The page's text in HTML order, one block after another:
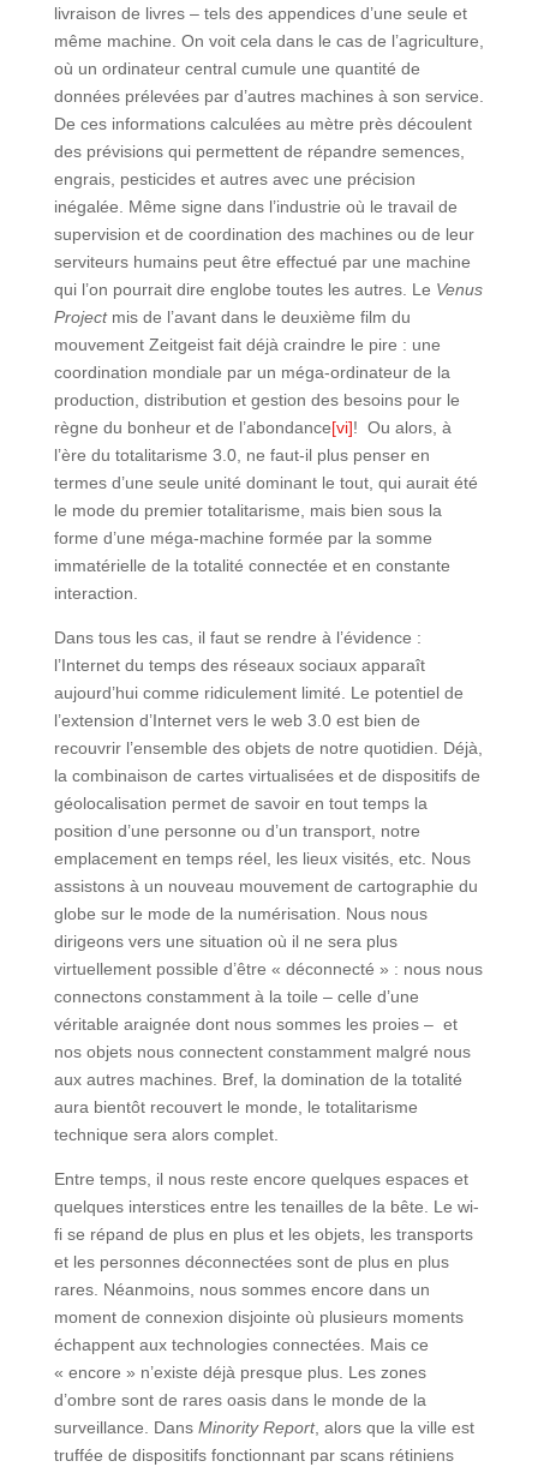
livraison de livres – tels des appendices d’une seule et
même machine. On voit cela dans le cas de l’agriculture,
où un ordinateur central cumule une quantité de
données prélevées par d’autres machines à son service.
De ces informations calculées au mètre près découlent
des prévisions qui permettent de répandre semences,
engrais, pesticides et autres avec une précision
inégalée. Même signe dans l’industrie où le travail de
supervision et de coordination des machines ou de leur
serviteurs humains peut être effectué par une machine
qui l’on pourrait dire englobe toutes les autres. Le Venus
Projectmis de l’avant dans le deuxième film du
mouvement Zeitgeist fait déjà craindre le pire : une
coordination mondiale par un méga-ordinateur de la
production, distribution et gestion des besoins pour le
règne du bonheur et de l’abondance[vi]! Ou alors, à
l’ère du totalitarisme 3.0, ne faut-il plus penser en
termes d’une seule unité dominant le tout, qui aurait été
le mode du premier totalitarisme, mais bien sous la
forme d’une méga-machine formée par la somme
immatérielle de la totalité connectée et en constante
interaction.
Dans tous les cas, il faut se rendre à l’évidence :
l’Internet du temps des réseaux sociaux apparaît
aujourd’hui comme ridiculement limité. Le potentiel de
l’extension d’Internet vers le web 3.0 est bien de
recouvrir l’ensemble des objets de notre quotidien. Déjà,
la combinaison de cartes virtualisées et de dispositifs de
géolocalisation permet de savoir en tout temps la
position d’une personne ou d’un transport, notre
emplacement en temps réel, les lieux visités, etc. Nous
assistons à un nouveau mouvement de cartographie du
globe sur le mode de la numérisation. Nous nous
dirigeons vers une situation où il ne sera plus
virtuellement possible d’être « déconnecté » : nous nous
connectons constamment à la toile – celle d’une
véritable araignée dont nous sommes les proies – et
nos objets nous connectent constamment malgré nous
aux autres machines. Bref, la domination de la totalité
aura bientôt recouvert le monde, le totalitarisme
technique sera alors complet.
Entre temps, il nous reste encore quelques espaces et
quelques interstices entre les tenailles de la bête. Le wi-
fi se répand de plus en plus et les objets, les transports
et les personnes déconnectées sont de plus en plus
rares. Néanmoins, nous sommes encore dans un
moment de connexion disjointe où plusieurs moments
échappent aux technologies connectées. Mais ce
« encore » n’existe déjà presque plus. Les zones
d’ombre sont de rares oasis dans le monde de la
surveillance. Dans Minority Report, alors que la ville est
truffée de dispositifs fonctionnant par scans rétiniens